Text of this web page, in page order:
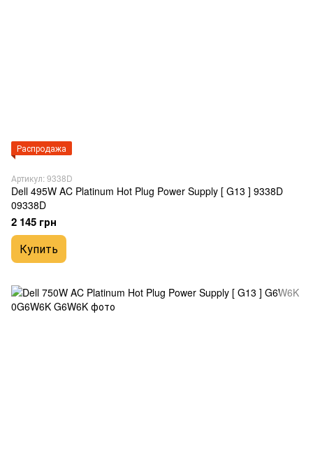
Распродажа
Артикул: 9338D
Dell 495W AC Platinum Hot Plug Power Supply [ G13 ] 9338D
09338D
2 145 грн
Купить